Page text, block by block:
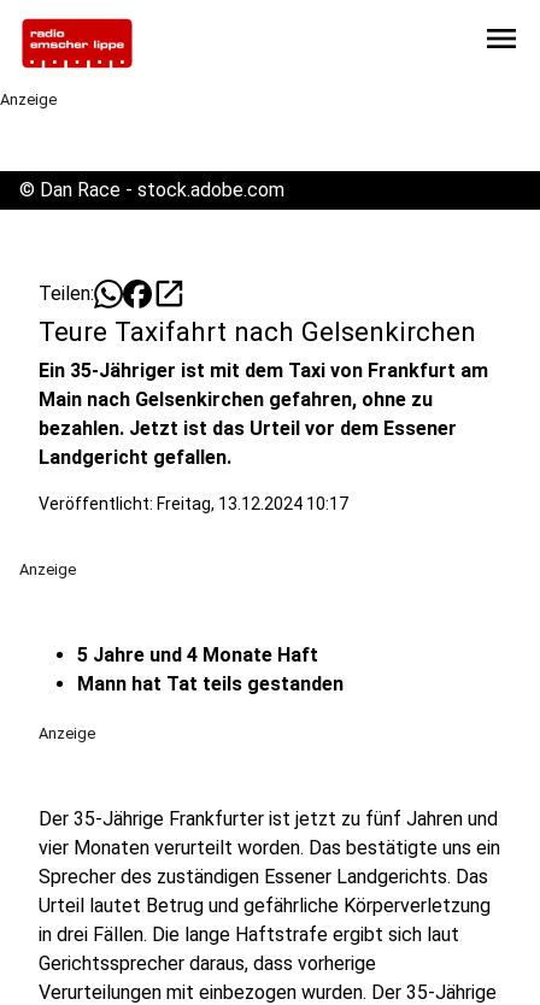
menu
Anzeige
© Dan Race - stock.adobe.com
Teilen: open_in_new
Teure Taxifahrt nach Gelsenkirchen
Ein 35-Jähriger ist mit dem Taxi von Frankfurt am
Main nach Gelsenkirchen gefahren, ohne zu
bezahlen. Jetzt ist das Urteil vor dem Essener
Landgericht gefallen.
Veröffentlicht: Freitag, 13.12.2024 10:17
Anzeige
5 Jahre und 4 Monate Haft
Mann hat Tat teils gestanden
Anzeige
Der 35-Jährige Frankfurter ist jetzt zu fünf Jahren und
vier Monaten verurteilt worden. Das bestätigte uns ein
Sprecher des zuständigen Essener Landgerichts. Das
Urteil lautet Betrug und gefährliche Körperverletzung
in drei Fällen. Die lange Haftstrafe ergibt sich laut
Gerichtssprecher daraus, dass vorherige
Verurteilungen mit einbezogen wurden. Der 35-Jährige